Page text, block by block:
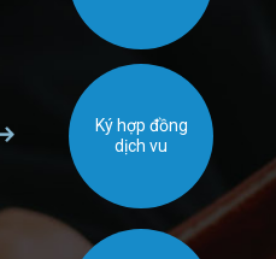
Ký hợp đồng
dịch vu